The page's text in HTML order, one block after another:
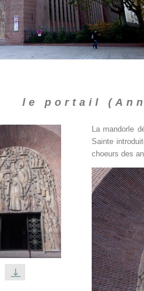
le portail
La mandorle
Sainte
choeurs des